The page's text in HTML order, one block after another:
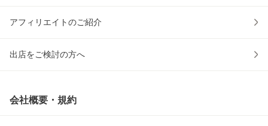
アフィリエイトのご紹介
出店をご検討の方へ
会社概要・規約